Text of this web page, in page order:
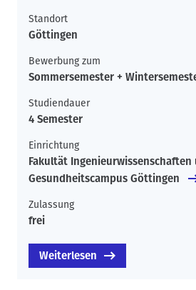
Standort
Göttingen
Bewerbung zum
Sommersemester +
Studiendauer
4 Semester
Einrichtung
Fakultät Ingenieurwissenschaften
Gesundheitscampus Göttingen
Zulassung
frei
Weiterlesen